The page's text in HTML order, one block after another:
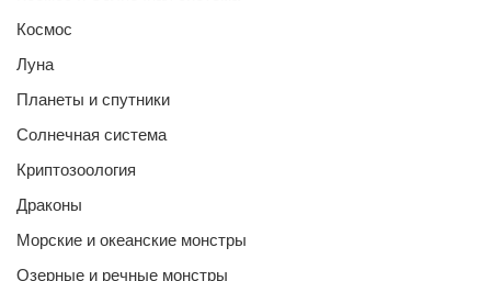
Космос
Луна
Планеты и спутники
Солнечная система
Криптозоология
Драконы
Морские и океанские монстры
Озерные и речные монстры